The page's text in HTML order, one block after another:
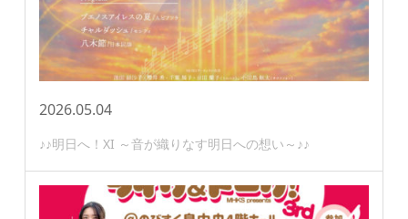
2026.05.04
♪♪明日へ！XI ～音が織りなす明日への想い～♪♪